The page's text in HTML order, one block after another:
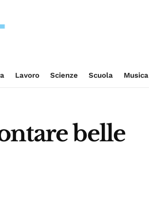
Lavoro Scienze Scuola Musica
belle